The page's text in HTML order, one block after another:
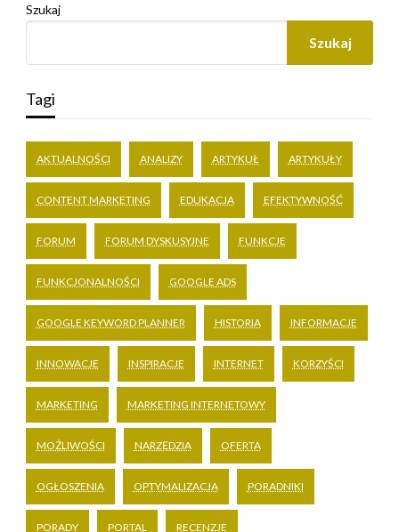
Szukaj
Szukaj
Tagi
AKTUALNOŚCI ANALIZY ARTYKUŁ ARTYKUŁY
CONTENT MARKETING EDUKACJA EFEKTYWNOŚĆ
FORUM FORUM DYSKUSYJNE FUNKCJE
FUNKCJONALNOŚCI GOOGLE ADS
GOOGLE KEYWORD PLANNER HISTORIA INFORMACJE
INNOWACJE INSPIRACJE INTERNET KORZYŚCI
MARKETING MARKETING INTERNETOWY
MOŻLIWOŚCI NARZĘDZIA OFERTA
OGŁOSZENIA OPTYMALIZACJA PORADNIKI
PORADY PORTAL RECENZJE